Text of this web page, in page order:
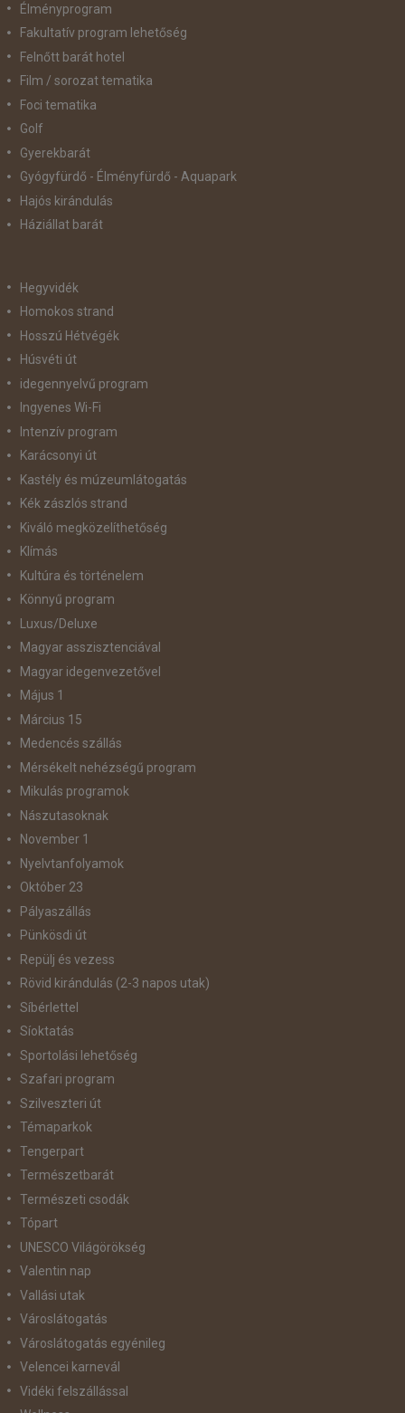
Élményprogram
Fakultatív program lehetőség
Felnőtt barát hotel
Film / sorozat tematika
Foci tematika
Golf
Gyerekbarát
Gyógyfürdő - Élményfürdő - Aquapark
Hajós kirándulás
Háziállat barát
Hegyvidék
Homokos strand
Hosszú Hétvégék
Húsvéti út
idegennyelvű program
Ingyenes Wi-Fi
Intenzív program
Karácsonyi út
Kastély és múzeumlátogatás
Kék zászlós strand
Kiváló megközelíthetőség
Klímás
Kultúra és történelem
Könnyű program
Luxus/Deluxe
Magyar asszisztenciával
Magyar idegenvezetővel
Május 1
Március 15
Medencés szállás
Mérsékelt nehézségű program
Mikulás programok
Nászutasoknak
November 1
Nyelvtanfolyamok
Október 23
Pályaszállás
Pünkösdi út
Repülj és vezess
Rövid kirándulás (2-3 napos utak)
Síbérlettel
Síoktatás
Sportolási lehetőség
Szafari program
Szilveszteri út
Témaparkok
Tengerpart
Természetbarát
Természeti csodák
Tópart
UNESCO Világörökség
Valentin nap
Vallási utak
Városlátogatás
Városlátogatás egyénileg
Velencei karnevál
Vidéki felszállással